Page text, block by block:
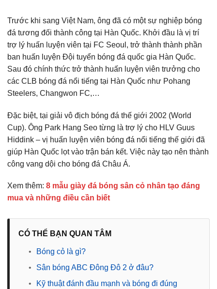
Trước khi sang Việt Nam, ông đã có một sự nghiệp bóng
đá tương đối thành công tại Hàn Quốc. Khởi đầu là vị trí
trợ lý huấn luyện viên tại FC Seoul, trở thành thành phần
ban huấn luyện Đội tuyển bóng đá quốc gia Hàn Quốc.
Sau đó chính thức trở thành huấn luyện viên trưởng cho
các CLB bóng đá nổi tiếng tại Hàn Quốc như Pohang
Steelers, Changwon FC,…
Đặc biệt, tại giải vô địch bóng đá thế giới 2002 (World
Cup). Ông Park Hang Seo từng là trợ lý cho HLV Guus
Hiddink – vị huấn luyện viên bóng đá nổi tiếng thế giới đã
giúp Hàn Quốc lọt vào trận bán kết. Việc này tạo nên thành
công vang dội cho bóng đá Châu Á.
Xem thêm: 8 mẫu giày đá bóng sân cỏ nhân tạo đáng
mua và những điều cần biết
CÓ THỂ BẠN QUAN TÂM
•
Bóng cỏ là gì?
•
Sân bóng ABC Đông Đô 2 ở đâu?
•
Kỹ thuật đánh đầu mạnh và bóng đi đúng